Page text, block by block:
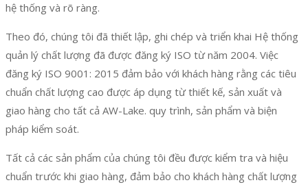
hệ thống và rõ ràng.
Theo đó, chúng tôi đã thiết lập, ghi chép và triển khai Hệ thống
quản lý chất lượng đã được đăng ký ISO từ năm 2004. Việc
đăng ký ISO 9001: 2015 đảm bảo với khách hàng rằng các tiêu
chuẩn chất lượng cao được áp dụng từ thiết kế, sản xuất và
giao hàng cho tất cả AW-Lake. quy trình, sản phẩm và biện
pháp kiểm soát.
Tất cả các sản phẩm của chúng tôi đều được kiểm tra và hiệu
chuẩn trước khi giao hàng, đảm bảo cho khách hàng chất lượng